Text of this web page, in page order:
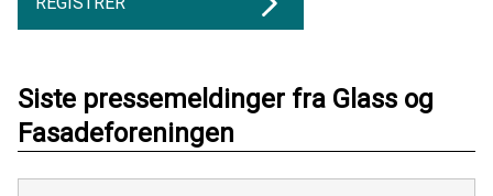
Siste pressemeldinger fra Glass og
Fasadeforeningen